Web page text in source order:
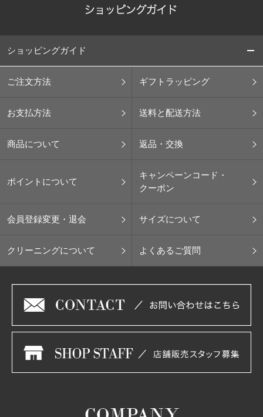
ショッピングガイド
ご注文方法 ギフトラッピング
お支払方法 送料と配送方法
商品について 返品・交換
ポイントについて
キャンペーンコード・
クーポン
会員登録変更・退会 サイズについて
クリーニングについて よくあるご質問